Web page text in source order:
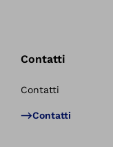
Contatti
Contatti
Contatti